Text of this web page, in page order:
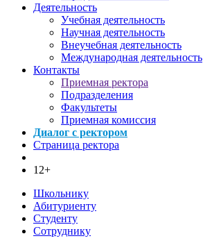
Деятельность
Учебная деятельность
Научная деятельность
Внеучебная деятельность
Международная деятельность
Контакты
Приемная ректора
Подразделения
Факультеты
Приемная комиссия
Диалог с ректором
Страница ректора
12+
Школьнику
Абитуриенту
Студенту
Сотруднику